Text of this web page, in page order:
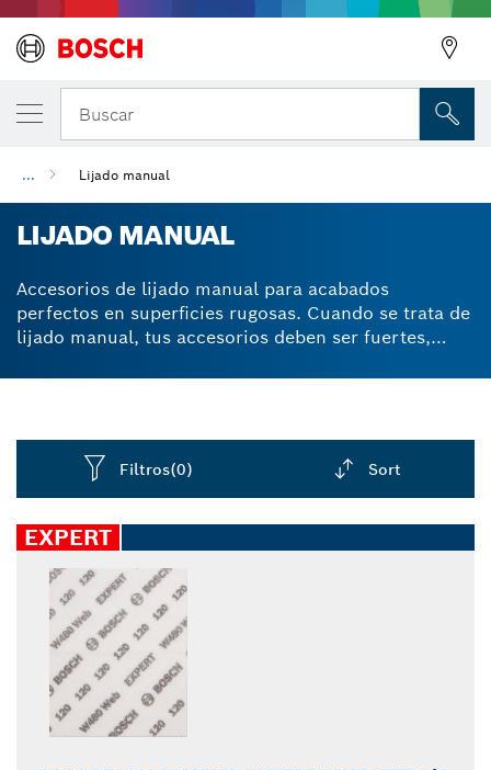
Buscar
... Lijado manual
LIJADO MANUAL
Accesorios de lijado manual para acabados
perfectos en superficies rugosas. Cuando se trata de
lijado manual, tus accesorios deben ser fuertes,
diseñado todas nuestras hojas de lijado, bloques de
molestias de las tareas de lijado. Y como el papel de
lija Bosch es tan duradero, no gastarás dinero
Selecciona una lija que se adapte a tus necesidades
específicas o elige un accesorio multiuso para un
lijado menos agotador en una gran variedad de
materiales, como acero, madera pintada y madera
dura.
Filtros(0) Sort
closed
EXPERT